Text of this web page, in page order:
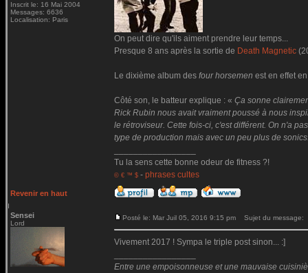
Inscrit le: 16 Mai 2004
Messages: 6636
Localisation: Paris
On peut dire qu'ils aiment prendre leur temps...
Presque 8 ans après la sortie de Death Magnetic
Le dixième album des four horsemen est en effet
Côté son, le batteur explique : « Ça sonne
Rick Rubin nous avait vraiment poussé à nous
le rétroviseur. Cette fois-ci, c'est différent. On n'a
type de production mais avec un peu plus de
Tu la sens cette bonne odeur de fitness ?!
© € ™ $ - phrases cultes
Revenir en haut
Sensei
Lord
Posté le: Mar Juil 05, 2016 9:15 pm Sujet du message:
Vivement 2017 ! Sympa le triple post sinon... :]
Entre une empoisonneuse et une mauvaise